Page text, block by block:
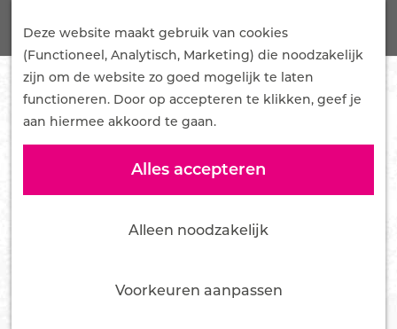
Deze website maakt gebruik van cookies
(Functioneel, Analytisch, Marketing) die noodzakelijk
zijn om de website zo goed mogelijk te laten
functioneren. Door op accepteren te klikken, geef je
aan hiermee akkoord te gaan.
Alles accepteren
Alleen noodzakelijk
Voorkeuren aanpassen
n
Z
o
e
k
e
n
M
e
n
u
Samenwerken
Mediakit
Pers en influencers
Nieuws
Team
Bestuur
Tourist Info Ede